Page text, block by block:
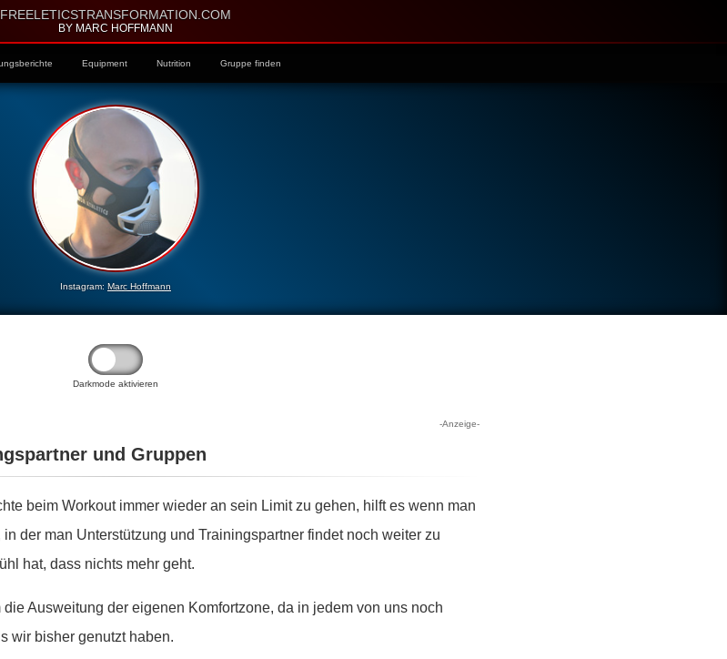
FREELETICSTRANSFORMATION.COM
BY MARC HOFFMANN
Equipment Nutrition Gruppe finden
Instagram: Marc Hoffmann
Darkmode aktivieren
-Anzeige-
und Gruppen
beim Workout immer wieder an sein Limit zu gehen, hilft es wenn man
in der man Unterstützung und Trainingspartner findet noch weiter zu
hat, dass nichts mehr geht.
Ausweitung der eigenen Komfortzone, da in jedem von uns noch
wir bisher genutzt haben.